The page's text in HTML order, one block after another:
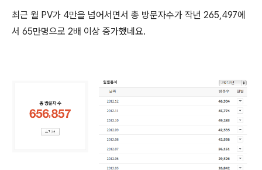
최근 월 PV가 4만을 넘어서면서 총 방문자수가 작년 265,497에
서 65만명으로 2배 이상 증가했네요.